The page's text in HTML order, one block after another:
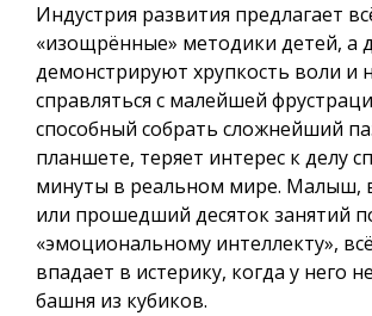
Индустрия развития предлагает
«изощрённые» методики детей, а
демонстрируют хрупкость воли и
справляться с малейшей
способный собрать сложнейший
планшете, теряет интерес к делу
минуты в реальном мире. Малыш,
или прошедший десяток занятий
«эмоциональному интеллекту»,
впадает в истерику, когда у него
башня из кубиков.